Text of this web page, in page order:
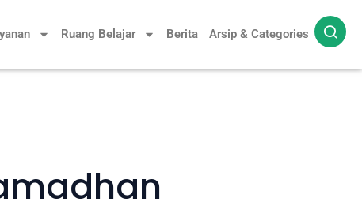
Ruang Belajar Berita Arsip & Categories